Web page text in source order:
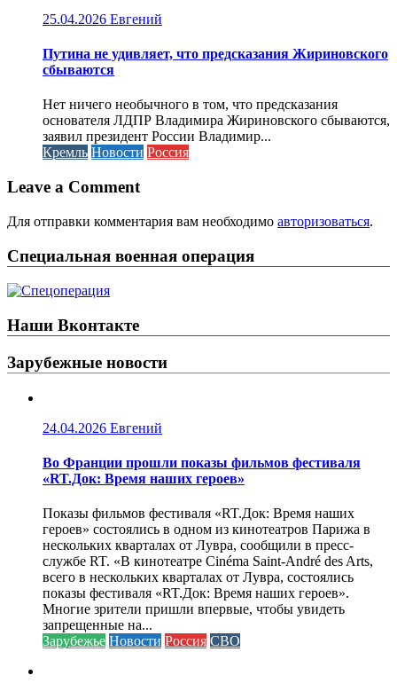
25.04.2026 Евгений
Путина не удивляет, что предсказания Жириновского
сбываются
Нет ничего необычного в том, что предсказания
основателя ЛДПР Владимира Жириновского сбываются,
заявил президент России Владимир...
Кремль Новости Россия
Leave a Comment
Для отправки комментария вам необходимо авторизоваться.
Специальная военная операция
Наши Вконтакте
Зарубежные новости
24.04.2026 Евгений
Во Франции прошли показы фильмов фестиваля
«RT.Док: Время наших героев»
Показы фильмов фестиваля «RT.Док: Время наших
героев» состоялись в одном из кинотеатров Парижа в
нескольких кварталах от Лувра, сообщили в пресс-
службе RT. «В кинотеатре Cinéma Saint-André des Arts,
всего в нескольких кварталах от Лувра, состоялись
показы фестиваля «RT.Док: Время наших героев».
Многие зрители пришли впервые, чтобы увидеть
запрещенные на...
Зарубежье Новости Россия СВО